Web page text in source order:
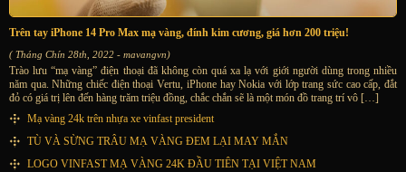
Trên tay iPhone 14 Pro Max mạ vàng, đính kim cương, giá hơn 200 triệu!
( Tháng Chín 28th, 2022 - mavangvn)
Trào lưu “mạ vàng” điện thoại đã không còn quá xa lạ với giới người dùng trong nhiều
năm qua. Những chiếc điện thoại Vertu, iPhone hay Nokia với lớp trang sức cao cấp, đắt
đỏ có giá trị lên đến hàng trăm triệu đồng, chắc chắn sẽ là một món đồ trang trí vô […]
Mạ vàng 24k trên nhựa xe vinfast president
TÙ VÀ SỪNG TRÂU MẠ VÀNG ĐEM LẠI MAY MẮN
LOGO VINFAST MẠ VÀNG 24K ĐẦU TIÊN TẠI VIỆT NAM